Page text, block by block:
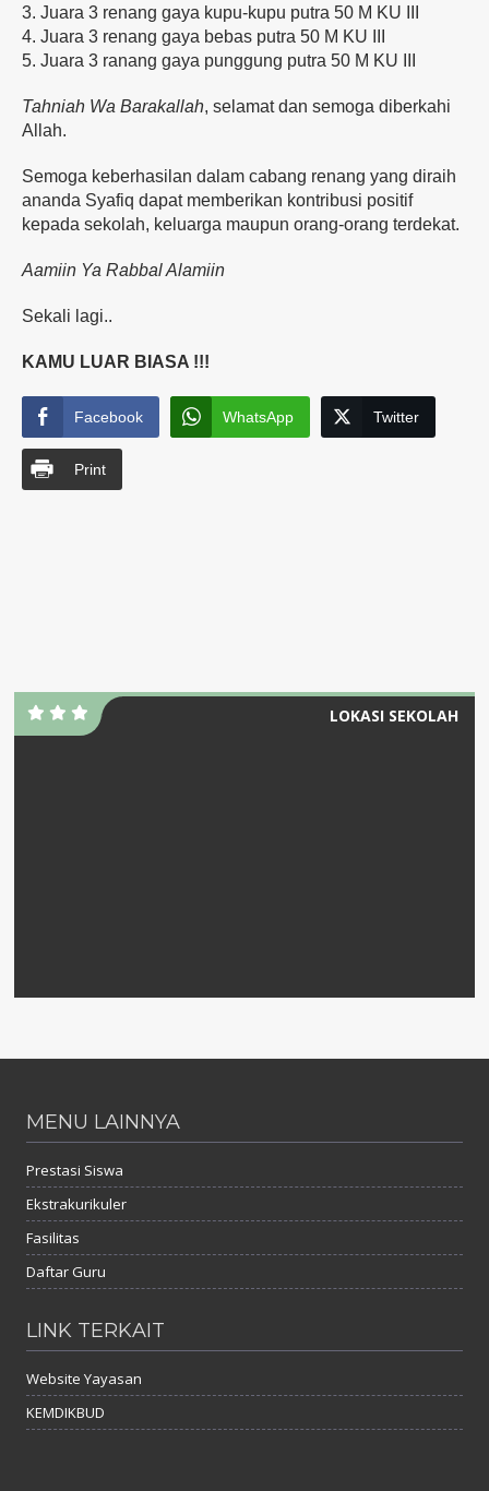
3. Juara 3 renang gaya kupu-kupu putra 50 M KU III
4. Juara 3 renang gaya bebas putra 50 M KU III
5. Juara 3 ranang gaya punggung putra 50 M KU III
Tahniah Wa Barakallah, selamat dan semoga diberkahi
Allah.
Semoga keberhasilan dalam cabang renang yang diraih
ananda Syafiq dapat memberikan kontribusi positif
kepada sekolah, keluarga maupun orang-orang terdekat.
Aamiin Ya Rabbal Alamiin
Sekali lagi..
KAMU LUAR BIASA !!!
Facebook WhatsApp Twitter
Print
LOKASI SEKOLAH
MENU LAINNYA
Prestasi Siswa
Ekstrakurikuler
Fasilitas
Daftar Guru
LINK TERKAIT
Website Yayasan
KEMDIKBUD